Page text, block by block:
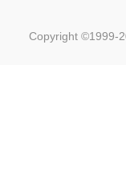
Copyright ©1999-